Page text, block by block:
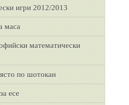
игри 2012/2013
маса
математически
по шотокан
есе